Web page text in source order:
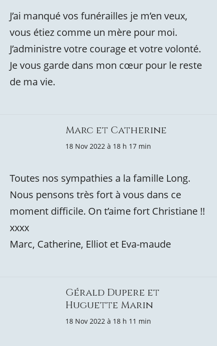
J’ai manqué vos funérailles je m’en veux,
vous étiez comme un mère pour moi.
J’administre votre courage et votre volonté.
Je vous garde dans mon cœur pour le reste
de ma vie.
Marc et Catherine
18 Nov 2022 à 18 h 17 min
Toutes nos sympathies a la famille Long.
Nous pensons très fort à vous dans ce
moment difficile. On t’aime fort Christiane !!
xxxx
Marc, Catherine, Elliot et Eva-maude
Gérald Dupere et
Huguette Marin
18 Nov 2022 à 18 h 11 min